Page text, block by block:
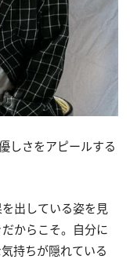
しさをアピールする
出している姿を見
からこそ。自分に
持ちが隠れている